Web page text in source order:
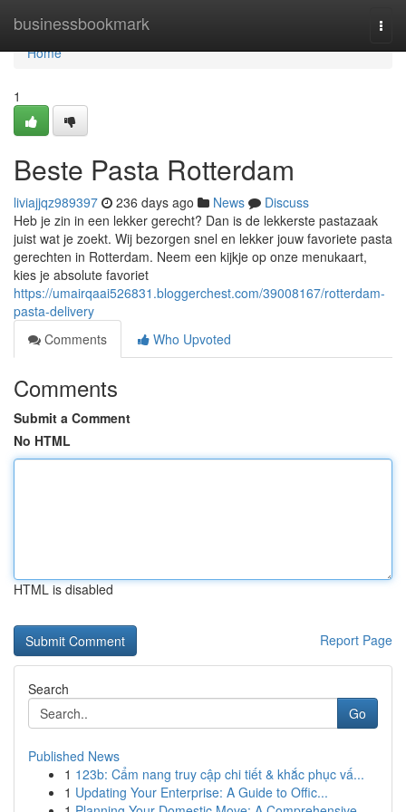
businessbookmark
Home
Home
1
Beste Pasta Rotterdam
liviajjqz989397 236 days ago News
Discuss
Heb je zin in een lekker gerecht? Dan is de lekkerste pastazaak
juist wat je zoekt. Wij bezorgen snel en lekker jouw favoriete pasta
gerechten in Rotterdam. Neem een kijkje op onze menukaart,
kies je absolute favoriet
https://umairqaai526831.bloggerchest.com/39008167/rotterdam-
pasta-delivery
Comments
Who Upvoted
Comments
Submit a Comment
No HTML
HTML is disabled
Report Page
Search
Go
Published News
1 123b: Cẩm nang truy cập chi tiết & khắc phục vấ...
1 Updating Your Enterprise: A Guide to Offic...